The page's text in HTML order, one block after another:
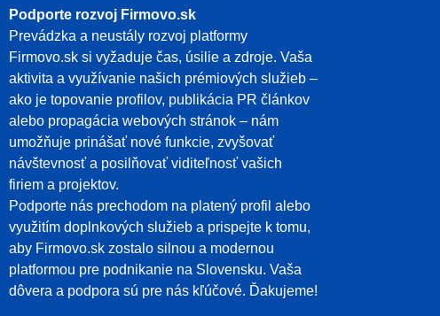
Podporte rozvoj Firmovo.sk
Prevádzka a neustály rozvoj platformy
Firmovo.sk si vyžaduje čas, úsilie a zdroje. Vaša
aktivita a využívanie našich prémiových služieb –
ako je topovanie profilov, publikácia PR článkov
alebo propagácia webových stránok – nám
umožňuje prinášať nové funkcie, zvyšovať
návštevnosť a posilňovať viditeľnosť vašich
firiem a projektov.
Podporte nás prechodom na platený profil alebo
využitím doplnkových služieb a prispejte k tomu,
aby Firmovo.sk zostalo silnou a modernou
platformou pre podnikanie na Slovensku. Vaša
dôvera a podpora sú pre nás kľúčové. Ďakujeme!